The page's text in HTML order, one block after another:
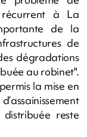
à La
de la
de
dégradations
au robinet".
la mise en
reste